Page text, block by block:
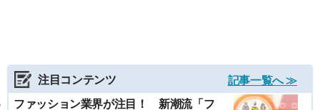
注目コンテンツ
記事一覧へ ≫
ファッション業界が注目！ 新潮流「フ